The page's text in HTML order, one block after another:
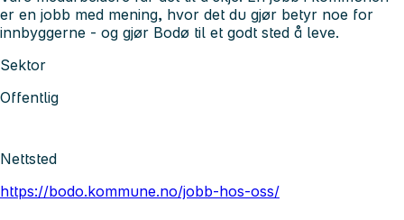
er en jobb med mening, hvor det du gjør betyr noe for
innbyggerne - og gjør Bodø til et godt sted å leve.
Sektor
Offentlig
Nettsted
https://bodo.kommune.no/jobb-hos-oss/